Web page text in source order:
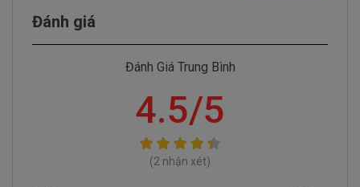
Pin Dell Precision, Inspiron, Latitude, Vostro bị
Có 3 cách để nhận biết pin dell Vostro 3555 bị hư
go Dell sẻ có dòng thông báo pin bị hư cần thay
- Hai là chúng ta rê con chuột vào biểu tượng
cục pin phía dưới bên tay phải nếu thấy dòng thông
Đánh giá
Đánh Giá Trung Bình
4.5/5
(2 nhận xét)